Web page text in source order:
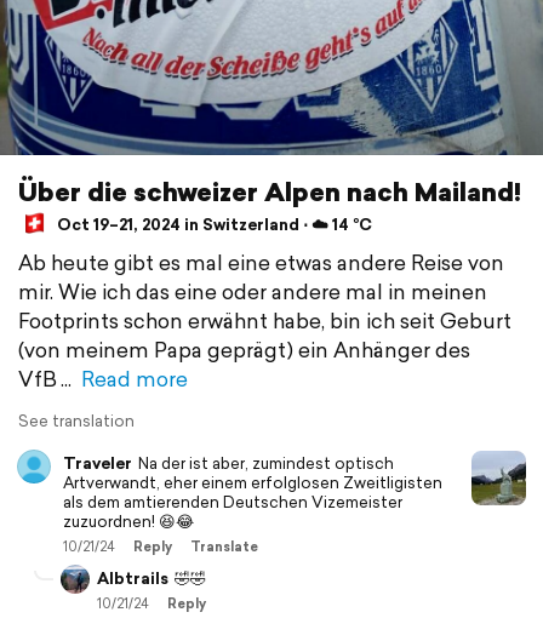
Über die schweizer Alpen nach Mailand!
Oct 19–21, 2024 in Switzerland ⋅ ☁️ 14 °C
Ab heute gibt es mal eine etwas andere Reise von
mir. Wie ich das eine oder andere mal in meinen
Footprints schon erwähnt habe, bin ich seit Geburt
(von meinem Papa geprägt) ein Anhänger des
VfB
Read more
See translation
Traveler Na der ist aber, zumindest optisch
Artverwandt, eher einem erfolglosen Zweitligisten
als dem amtierenden Deutschen Vizemeister
zuzuordnen! 😆😂
10/21/24 Reply Translate
Albtrails 🤣🤣
10/21/24 Reply